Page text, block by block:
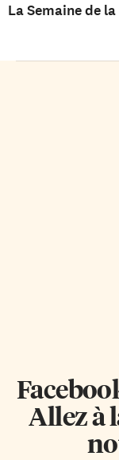
La Semaine de
Allez à